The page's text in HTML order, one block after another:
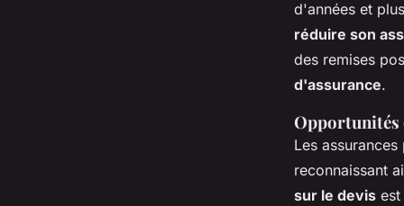
d'années et
réduire son
des remises
d'assurance.
Opportunités
Les
reconnaissant
sur le devis